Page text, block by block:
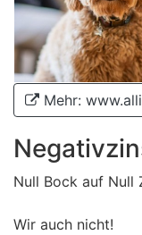
Mehr:
Null Bock auf Null
Wir auch nicht!